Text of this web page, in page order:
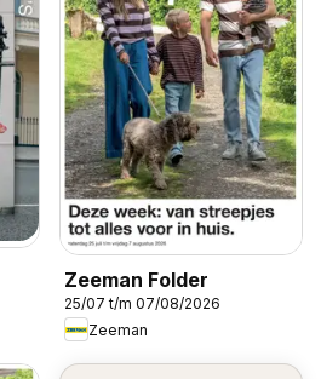
Zeeman Folder
25/07 t/m 07/08/2026
Zeeman